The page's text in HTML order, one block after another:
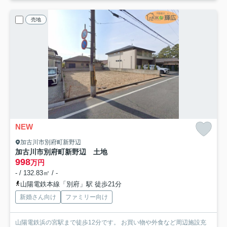
売地
NEW
加古川市別府町新野辺
加古川市別府町新野辺 土地
998万円
- / 132.83㎡ / -
山陽電鉄本線「別府」駅 徒歩21分
新婚さん向け ファミリー向け
山陽電鉄浜の宮駅まで徒歩12分です。 お買い物や外食など周辺施設充